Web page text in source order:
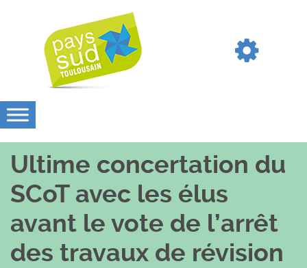
Ultime concertation du
SCoT avec les élus
avant le vote de l’arrêt
des travaux de révision